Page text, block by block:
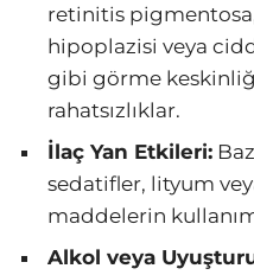
retinitis
hipoplazisi veya
gibi görme
rahatsızlıklar.
İlaç Yan Etkileri:
sedatifler, lityum
maddelerin
Alkol veya